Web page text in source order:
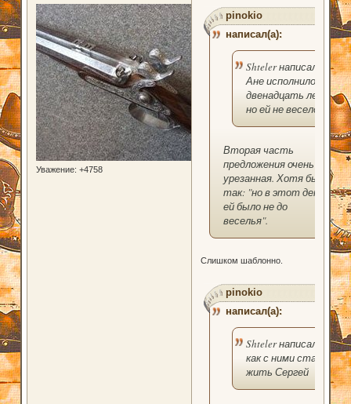
Уважение: +4758
pinokio
написал(а):
Shteler написал(а):
Ане исполнилось
двенадцать лет,
но ей не весело.
Вторая часть
предложения очень
урезанная. Хотя бы
так: "но в этот день
ей было не до
веселья".
Слишком шаблонно.
pinokio
написал(а):
Shteler написал(а):
как с ними стал
жить Сергей